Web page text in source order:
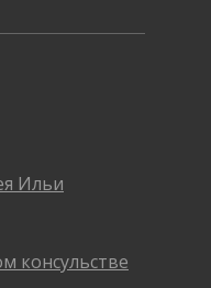
Ильи
консульстве